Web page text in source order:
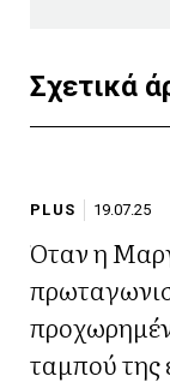
Σχετικά
PLUS 19.07.25
Όταν η
ταμπού της